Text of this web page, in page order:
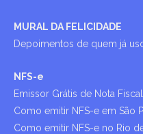
MURAL DA FELICIDADE
Depoimentos de quem já
NFS-e
Emissor Grátis de Nota
Como emitir NFS-e em São
Como emitir NFS-e no Rio